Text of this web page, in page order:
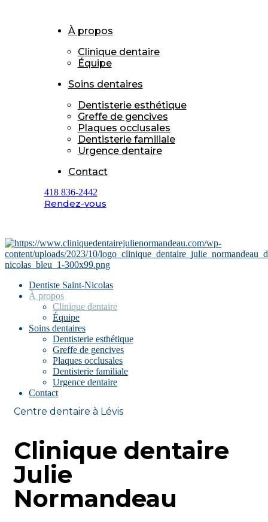
À propos
Clinique dentaire
Équipe
Soins dentaires
Dentisterie esthétique
Greffe de gencives
Plaques occlusales
Dentisterie familiale
Urgence dentaire
Contact
418 836-2442
Rendez-vous
Dentiste Saint-Nicolas
À propos
Clinique dentaire
Équipe
Soins dentaires
Dentisterie esthétique
Greffe de gencives
Plaques occlusales
Dentisterie familiale
Urgence dentaire
Contact
Centre dentaire à Lévis
Clinique dentaire
Julie
Normandeau